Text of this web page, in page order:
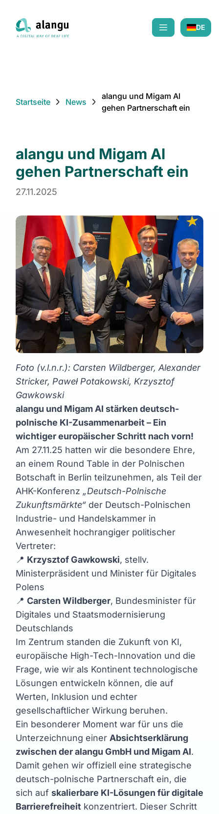
Mobiles Menü
DE
Startseite News
alangu und Migam AI
gehen Partnerschaft ein
alangu und Migam AI
gehen Partnerschaft ein
27.11.2025
Foto (v.l.n.r.): Carsten Wildberger, Alexander
Stricker, Paweł Potakowski, Krzysztof
Gawkowski
alangu und Migam AI stärken deutsch-
polnische KI-Zusammenarbeit – Ein
wichtiger europäischer Schritt nach vorn!
Am 27.11.25 hatten wir die besondere Ehre,
an einem Round Table in der Polnischen
Botschaft in Berlin teilzunehmen, als Teil der
AHK-Konferenz „Deutsch-Polnische
Zukunftsmärkte“ der Deutsch-Polnischen
Industrie- und Handelskammer in
Anwesenheit hochrangiger politischer
Vertreter:
📍 Krzysztof Gawkowski, stellv.
Ministerpräsident und Minister für Digitales
Polens
📍 Carsten Wildberger, Bundesminister für
Digitales und Staatsmodernisierung
Deutschlands
Im Zentrum standen die Zukunft von KI,
europäische High-Tech-Innovation und die
Frage, wie wir als Kontinent technologische
Lösungen entwickeln können, die auf
Werten, Inklusion und echter
gesellschaftlicher Wirkung beruhen.
Ein besonderer Moment war für uns die
Unterzeichnung einer Absichtserklärung
zwischen der alangu GmbH und Migam AI.
Damit gehen wir offiziell eine strategische
deutsch-polnische Partnerschaft ein, die
sich auf skalierbare KI-Lösungen für digitale
Barrierefreiheit konzentriert. Dieser Schritt